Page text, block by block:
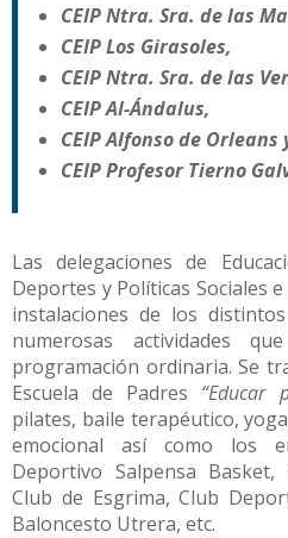
CEIP Ntra. Sra. de las
CEIP Los Girasoles,
CEIP Ntra. Sra. de las
CEIP Al-Ándalus,
CEIP Alfonso de Orleans
CEIP Profesor Tierno
Las delegaciones de
Deportes y Políticas Sociales
instalaciones de los
numerosas actividades
programación ordinaria. Se
Escuela de Padres “Educar
pilates, baile terapéutico,
emocional así como los
Deportivo Salpensa
Club de Esgrima, Club
Baloncesto Utrera, etc.